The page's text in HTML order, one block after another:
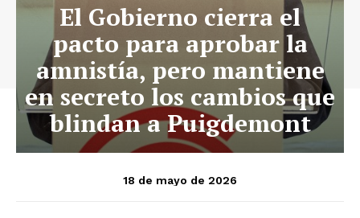
El Gobierno cierra el
pacto para aprobar la
amnistía, pero mantiene
en secreto los cambios que
blindan a Puigdemont
18 de mayo de 2026